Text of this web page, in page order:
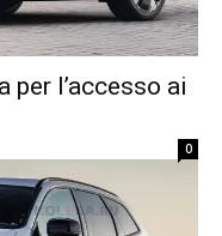
per l’accesso ai
0